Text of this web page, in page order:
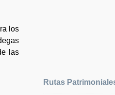
los
las
Rutas